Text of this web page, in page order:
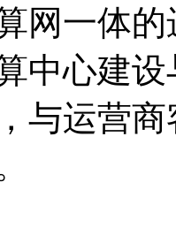
网一体的
算中心建
，与运营